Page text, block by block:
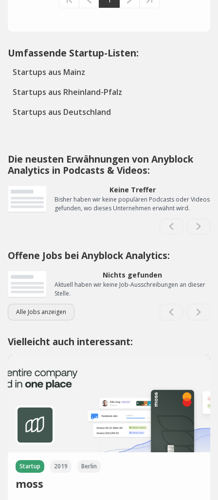
Umfassende Startup-Listen:
Startups aus Mainz
Startups aus Rheinland-Pfalz
Startups aus Deutschland
Die neusten Erwähnungen von Anyblock
Analytics in Podcasts & Videos:
Keine Treffer
Bisher haben wir keine populären Podcasts oder Videos
gefunden, wo dieses Unternehmen erwähnt wird.
Offene Jobs bei Anyblock Analytics:
Nichts gefunden
Aktuell haben wir keine Job-Ausschreibungen an dieser
Stelle.
Alle Jobs anzeigen
Vielleicht auch interessant:
Startup 2019 Berlin
moss